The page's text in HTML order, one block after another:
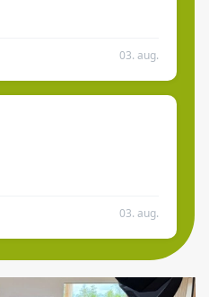
03. aug.
03. aug.